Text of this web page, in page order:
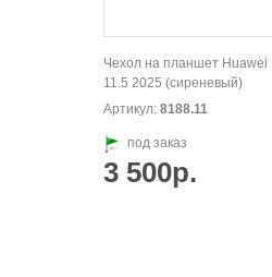
Чехол на планшет Huawei
11.5 2025 (сиреневый)
Артикул: 8188.11
под заказ
3 500р.